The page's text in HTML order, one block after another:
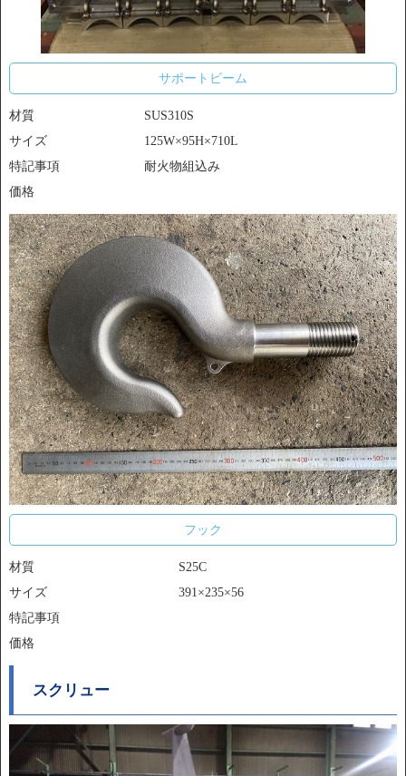
サポートビーム
材質
SUS310S
サイズ
125W×95H×710L
特記事項
耐火物組込み
価格
フック
材質
S25C
サイズ
391×235×56
特記事項
価格
スクリュー